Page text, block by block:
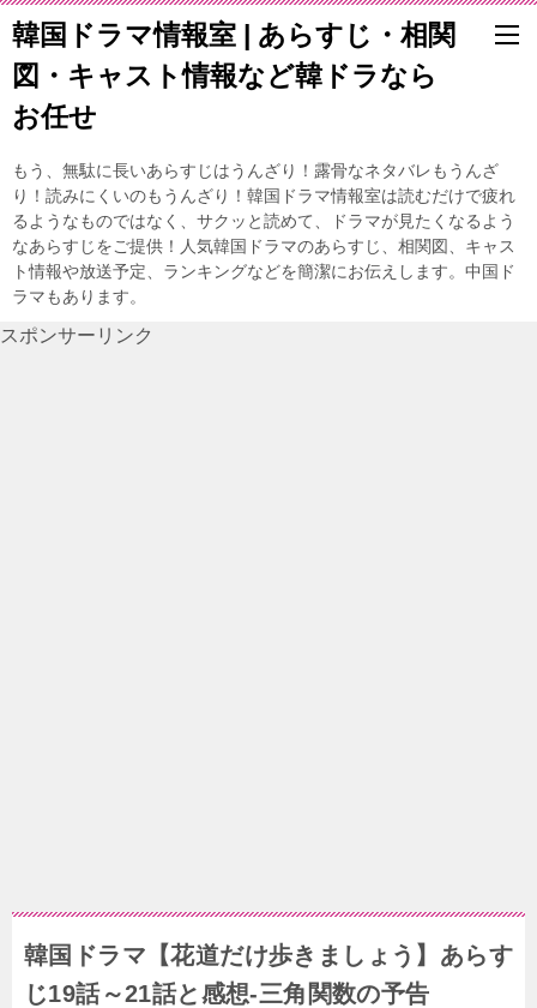
韓国ドラマ情報室 | あらすじ・相関
図・キャスト情報など韓ドラなら
お任せ
もう、無駄に長いあらすじはうんざり！露骨なネタバレもうんざ
り！読みにくいのもうんざり！韓国ドラマ情報室は読むだけで疲れ
るようなものではなく、サクッと読めて、ドラマが見たくなるよう
なあらすじをご提供！人気韓国ドラマのあらすじ、相関図、キャス
ト情報や放送予定、ランキングなどを簡潔にお伝えします。中国ド
ラマもあります。
スポンサーリンク
韓国ドラマ【花道だけ歩きましょう】あらす
じ19話～21話と感想-三角関数の予告